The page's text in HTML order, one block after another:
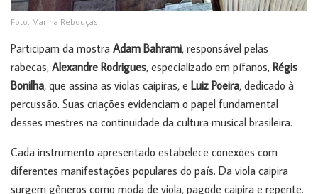
Foto: Marina Rebouças
Participam da mostra Adam Bahrami, responsável pelas
rabecas, Alexandre Rodrigues, especializado em pífanos, Régis
Bonilha, que assina as violas caipiras, e Luiz Poeira, dedicado à
percussão. Suas criações evidenciam o papel fundamental
desses mestres na continuidade da cultura musical brasileira.
Cada instrumento apresentado estabelece conexões com
diferentes manifestações populares do país. Da viola caipira
surgem gêneros como moda de viola, pagode caipira e repente.